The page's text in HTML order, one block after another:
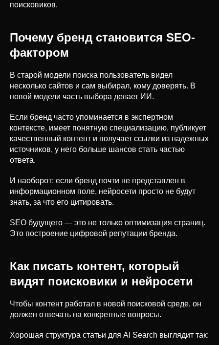
поисковиков.
Почему бренд становится SEO-
фактором
В старой модели поиска пользователь видел
несколько сайтов и сам выбирал, кому доверять. В
новой модели часть выбора делает ИИ.
Если бренд часто упоминается в экспертном
контексте, имеет понятную специализацию, публикует
качественный контент и получает ссылки из надежных
источников, у него больше шансов стать частью
ответа.
И наоборот: если бренд почти не представлен в
информационном поле, нейросети просто не будут
знать, за что его цитировать.
SEO будущего — это не только оптимизация страниц.
Это построение цифровой репутации бренда.
Как писать контент, который
видят поисковики и нейросети
Чтобы контент работал в новой поисковой среде, он
должен отвечать на конкретные вопросы.
Хорошая структура статьи для AI Search выглядит так: